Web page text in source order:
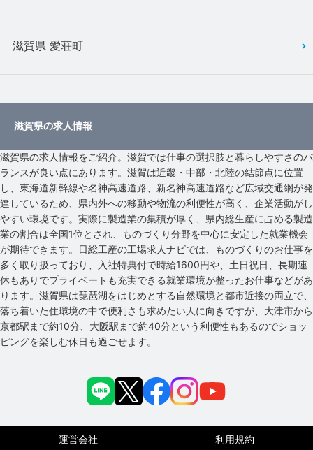
滋賀県 愛荘町
滋賀県の求人情報
滋賀県の求人情報をご紹介。滋賀では仕事の選択肢と暮らしやすさのバ
ランスが良い点にあります。滋賀は近畿・中部・北陸の結節点に位置
し、東海道新幹線や名神高速道路、新名神高速道路など広域交通網が発
達しているため、県内外への移動や物流の利便性が高く、企業活動がし
やすい環境です。実際に製造業の集積が厚く、県内総生産に占める製造
業の割合は全国1位とされ、ものづくり分野を中心に安定した就業機会
が期待できます。日総工産の工場求人ナビでは、ものづくりのお仕事を
多く取り扱っており、入社特典付で時給1600円や、土日祝日、長期連
休もありでプライベートも充実できる就業環境が整ったお仕事などがあ
ります。滋賀県は琵琶湖をはじめとする自然環境と都市近接の両立で、
落ち着いた住環境の中で便利さも求めたい人に向きですが、大津市から
京都駅まで約10分、大阪駅まで約40分という利便性もあるのでショッ
ピングを楽しむ休日も過ごせます。
運営会社 利用規約